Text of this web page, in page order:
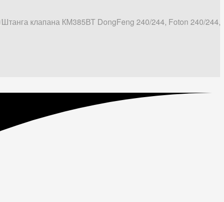
Штанга клапана КМ385ВТ DongFeng 240/244, Foton 240/244,